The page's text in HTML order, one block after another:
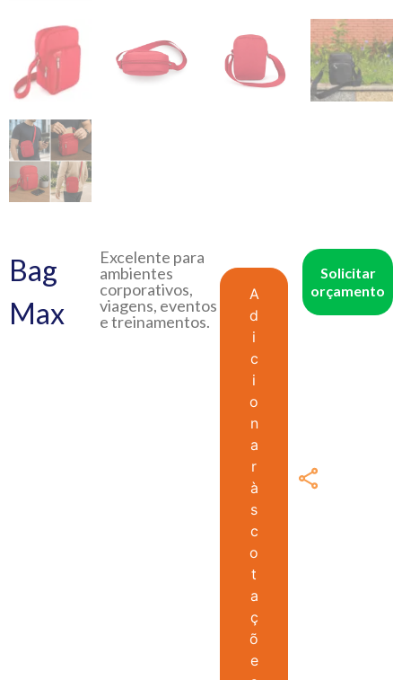
Bag
Max
Excelente para
ambientes
corporativos,
viagens, eventos
e treinamentos.
A
d
i
c
i
o
n
a
r
à
s
c
o
t
a
ç
õ
e
Solicitar
orçamento